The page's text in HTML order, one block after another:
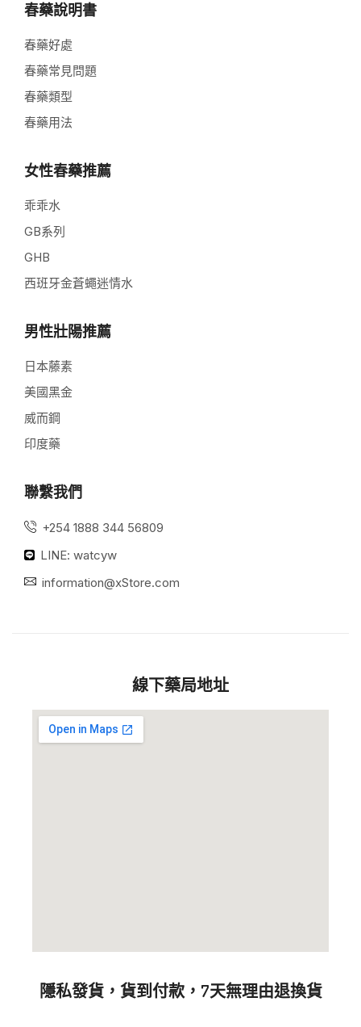
春藥說明書
春藥好處
春藥常見問題
春藥類型
春藥用法
女性春藥推薦
乖乖水
GB系列
GHB
西班牙金蒼蠅迷情水
男性壯陽推薦
日本藤素
美國黑金
威而鋼
印度藥
聯繫我們
+254 1888 344 56809
LINE: watcyw
information@xStore.com
線下藥局地址
隱私發貨，貨到付款，7天無理由退換貨